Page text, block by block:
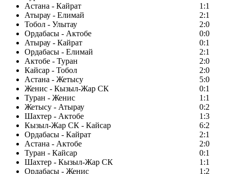
Астана - Кайрат
1:1
Атырау - Елимай
2:1
Тобол - Улытау
2:0
Ордабасы - Актобе
0:0
Атырау - Кайрат
0:1
Ордабасы - Елимай
2:1
Актобе - Туран
2:0
Кайсар - Тобол
2:0
Астана - Жетысу
5:0
Женис - Кызыл-Жар СК
0:1
Туран - Женис
1:1
Жетысу - Атырау
0:2
Шахтер - Актобе
1:3
Кызыл-Жар СК - Кайсар
6:2
Ордабасы - Кайрат
2:1
Астана - Актобе
2:0
Туран - Кайсар
0:1
Шахтер - Кызыл-Жар СК
1:1
Ордабасы - Женис
1:2